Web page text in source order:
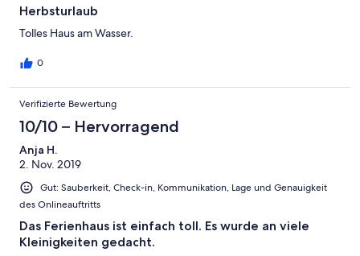
Herbsturlaub
Tolles Haus am Wasser.
0
Verifizierte Bewertung
10/10 – Hervorragend
Anja H.
2. Nov. 2019
Gut: Sauberkeit, Check-in, Kommunikation, Lage und Genauigkeit
des Onlineauftritts
Das Ferienhaus ist einfach toll. Es wurde an viele
Kleinigkeiten gedacht.